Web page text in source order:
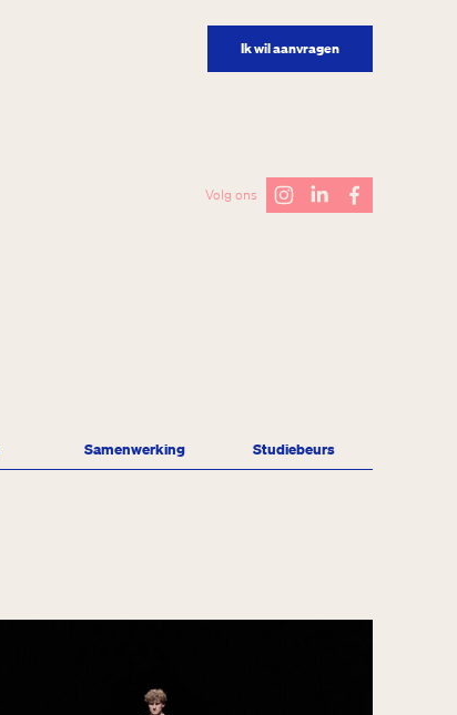
Ik wil aanvragen
Volg ons
Samenwerking Studiebeurs